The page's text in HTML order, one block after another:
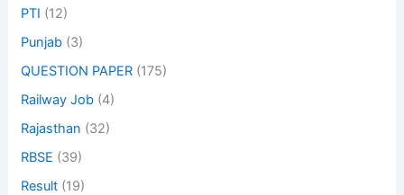
PTI (12)
Punjab (3)
QUESTION PAPER (175)
Railway Job (4)
Rajasthan (32)
RBSE (39)
Result (19)